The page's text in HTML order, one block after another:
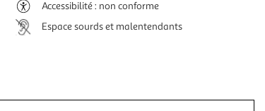
Accessibilité : non conforme
Espace sourds et malentendants